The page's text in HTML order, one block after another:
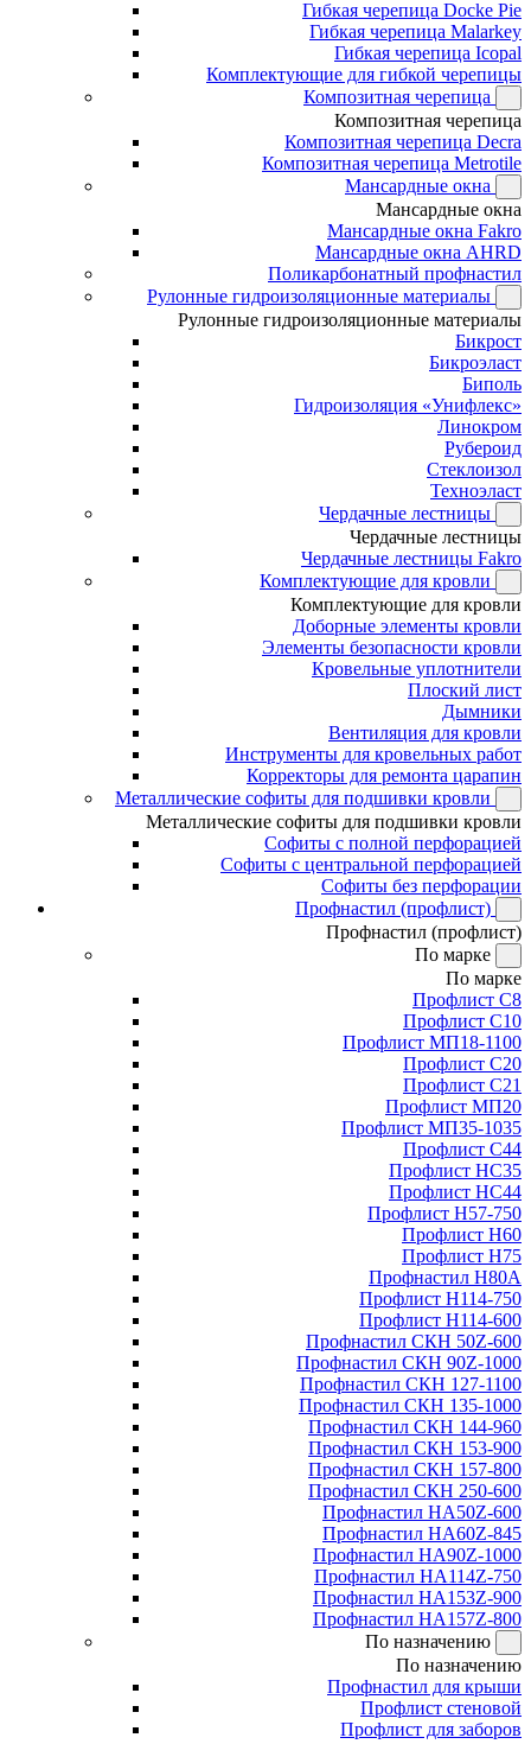
Гибкая черепица Docke Pie
Гибкая черепица Malarkey
Гибкая черепица Icopal
Комплектующие для гибкой черепицы
Композитная черепица
Композитная черепица
Композитная черепица Decra
Композитная черепица Metrotile
Мансардные окна
Мансардные окна
Мансардные окна Fakro
Мансардные окна AHRD
Поликарбонатный профнастил
Рулонные гидроизоляционные материалы
Рулонные гидроизоляционные материалы
Бикрост
Бикроэласт
Биполь
Гидроизоляция «Унифлекс»
Линокром
Рубероид
Стеклоизол
Техноэласт
Чердачные лестницы
Чердачные лестницы
Чердачные лестницы Fakro
Комплектующие для кровли
Комплектующие для кровли
Доборные элементы кровли
Элементы безопасности кровли
Кровельные уплотнители
Плоский лист
Дымники
Вентиляция для кровли
Инструменты для кровельных работ
Корректоры для ремонта царапин
Металлические софиты для подшивки кровли
Металлические софиты для подшивки кровли
Софиты с полной перфорацией
Софиты с центральной перфорацией
Софиты без перфорации
Профнастил (профлист)
Профнастил (профлист)
По марке
По марке
Профлист С8
Профлист С10
Профлист МП18-1100
Профлист С20
Профлист С21
Профлист МП20
Профлист МП35-1035
Профлист С44
Профлист НС35
Профлист НС44
Профлист Н57-750
Профлист Н60
Профлист Н75
Профнастил Н80А
Профлист Н114-750
Профлист Н114-600
Профнастил СКН 50Z-600
Профнастил СКН 90Z-1000
Профнастил СКН 127-1100
Профнастил СКН 135-1000
Профнастил СКН 144-960
Профнастил СКН 153-900
Профнастил СКН 157-800
Профнастил СКН 250-600
Профнастил НА50Z-600
Профнастил НА60Z-845
Профнастил НА90Z-1000
Профнастил НА114Z-750
Профнастил НА153Z-900
Профнастил НА157Z-800
По назначению
По назначению
Профнастил для крыши
Профлист стеновой
Профлист для заборов